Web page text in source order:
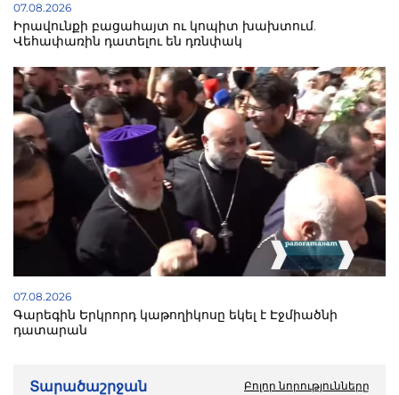
07.08.2026
Իրավունքի բացահայտ ու կոպիտ խախտում.
Վեհափառին դատելու են դռնփակ
07.08.2026
Գարեգին Երկրորդ կաթողիկոսը եկել է Էջմիածնի
դատարան
Տարածաշրջան Բոլոր նորությունները